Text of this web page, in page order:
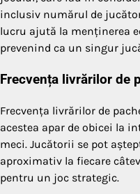
inclusiv numărul de
lucru ajută la menținerea
prevenind ca un singur
Frecvența livrărilor de
Frecvența livrărilor de
acestea apar de obicei la
meci. Jucătorii se pot
aproximativ la fiecare
pentru un joc strategic.